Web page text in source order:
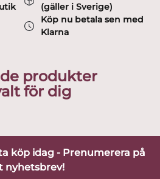
(gäller i Sverige)
Köp nu betala sen med
Klarna
produkter
för dig
köp idag - Prenumerera på
nyhetsbrev!